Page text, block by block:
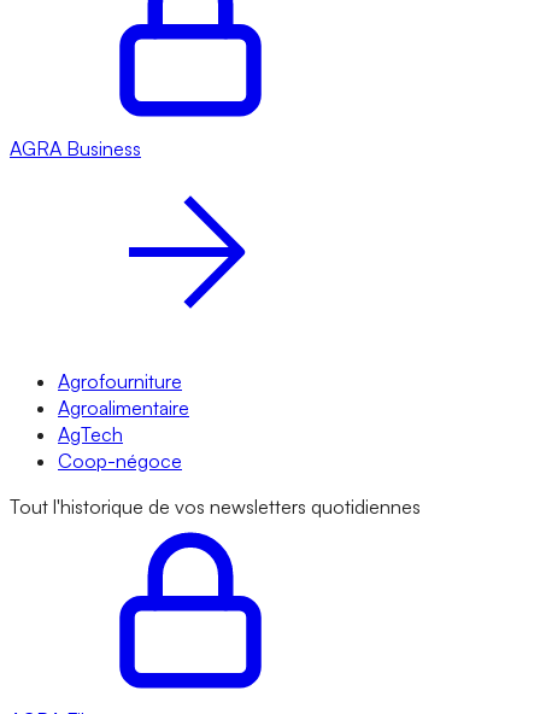
AGRA Business
Agrofourniture
Agroalimentaire
AgTech
Coop-négoce
Tout l'historique de vos newsletters quotidiennes